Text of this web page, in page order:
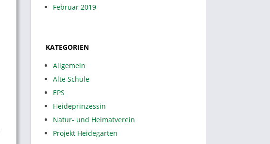
Februar 2019
KATEGORIEN
Allgemein
Alte Schule
EPS
Heideprinzessin
Natur- und Heimatverein
Projekt Heidegarten